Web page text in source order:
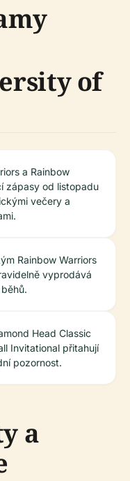
of
a Rainbow
zápasy od listopadu
večery a
Rainbow Warriors
vyprodává
Head Classic
Invitational přitahují
pozornost.
a